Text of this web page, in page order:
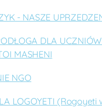
- NASZE
DLA
MASHENI
NGO
LOGOYETI (Rogoyeti